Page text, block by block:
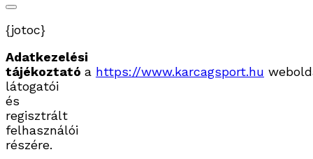
{jotoc}
Adatkezelési
tájékoztató a https://www.karcagsport.hu
látogatói
és
regisztrált
felhasználói
részére.